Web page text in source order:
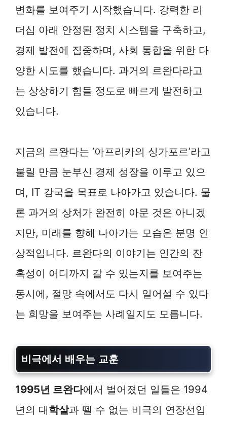
변화를 보여주기 시작했습니다. 강력한 리
더십 아래 안정된 정치 시스템을 구축하고,
경제 발전에 집중하며, 사회 통합을 위한 다
양한 시도를 했습니다. 과거의 르완다라고
는 상상하기 힘들 정도로 빠르게 발전하고
있습니다.
지금의 르완다는 ‘아프리카의 싱가포르’라고
불릴 만큼 눈부신 경제 성장을 이루고 있으
며, IT 강국을 목표로 나아가고 있습니다. 물
론 과거의 상처가 완전히 아문 것은 아니겠
지만, 미래를 향해 나아가는 모습은 분명 인
상적입니다. 르완다의 이야기는 인간의 잔
혹성이 어디까지 갈 수 있는지를 보여주는
동시에, 절망 속에서도 다시 일어설 수 있다
는 희망을 보여주는 사례일지도 모릅니다.
비극에서 배우는 교훈
1995년 르완다에서 벌어졌던 일들은 1994
년의 대학살과 뗄 수 없는 비극의 연장선입